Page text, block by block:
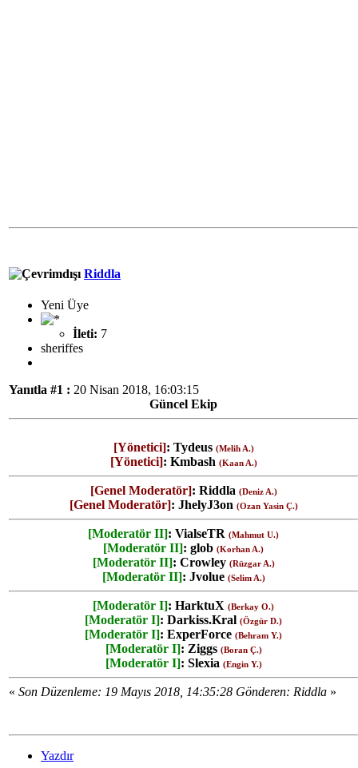
Riddla
Yeni Üye
İleti: 7
sheriffes
Yanıtla #1 : 20 Nisan 2018, 16:03:15
Güncel Ekip
[Yönetici]: Tydeus (Melih A.)
[Yönetici]: Kmbash (Kaan A.)
[Genel Moderatör]: Riddla (Deniz A.)
[Genel Moderatör]: JhelyJ3on (Ozan Yasin Ç.)
[Moderatör II]: VialseTR (Mahmut U.)
[Moderatör II]: glob (Korhan A.)
[Moderatör II]: Crowley (Rüzgar A.)
[Moderatör II]: Jvolue (Selim A.)
[Moderatör I]: HarktuX (Berkay O.)
[Moderatör I]: Darkiss.Kral (Özgür D.)
[Moderatör I]: ExperForce (Behram Y.)
[Moderatör I]: Ziggs (Boran Ç.)
[Moderatör I]: Slexia (Engin Y.)
« Son Düzenleme: 19 Mayıs 2018, 14:35:28 Gönderen: Riddla »
Yazdır